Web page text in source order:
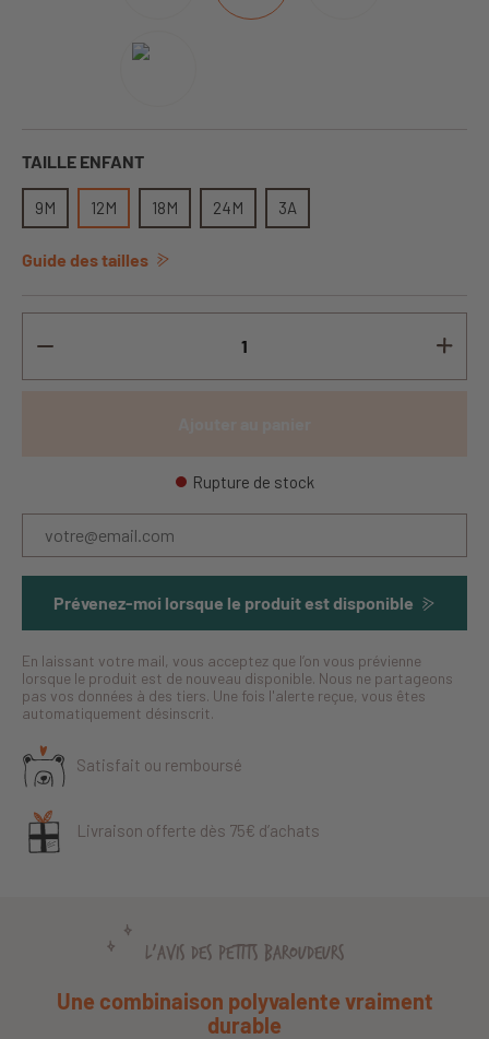
TAILLE ENFANT
9M 12M 18M 24M 3A
Guide des tailles
Rupture de stock
Prévenez-moi lorsque le produit est disponible
En laissant votre mail, vous acceptez que l’on vous prévienne
lorsque le produit est de nouveau disponible. Nous ne partageons
pas vos données à des tiers. Une fois l'alerte reçue, vous êtes
automatiquement désinscrit.
Satisfait ou remboursé
Livraison offerte dès 75€ d’achats
L'AVIS DES PETITS BAROUDEURS
Une combinaison polyvalente vraiment
durable